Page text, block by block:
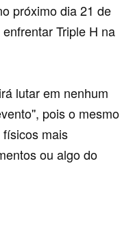
próximo dia 21 de
Triple H na
lutar em nenhum
pois o mesmo
mais
ou algo do